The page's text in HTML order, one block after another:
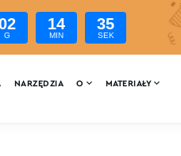
G
14
MIN
34
SEK
NARZĘDZIA O  MATERIAŁY 